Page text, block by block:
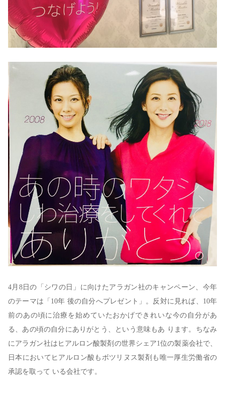
4月8日の「シワの日」に向けたアラガン社のキャンペーン、今年
のテーマは「10年 後の自分へプレゼント」。反対に見れば、10年
前のあの頃に治療を始めていたおかげできれいな今の自分があ
る、あの頃の自分にありがとう、という意味もあ ります。ちなみ
にアラガン社はヒアルロン酸製剤の世界シェア1位の製薬会社で、
日本においてヒアルロン酸もボツリヌス製剤も唯一厚生労働省の
承認を取って いる会社です。